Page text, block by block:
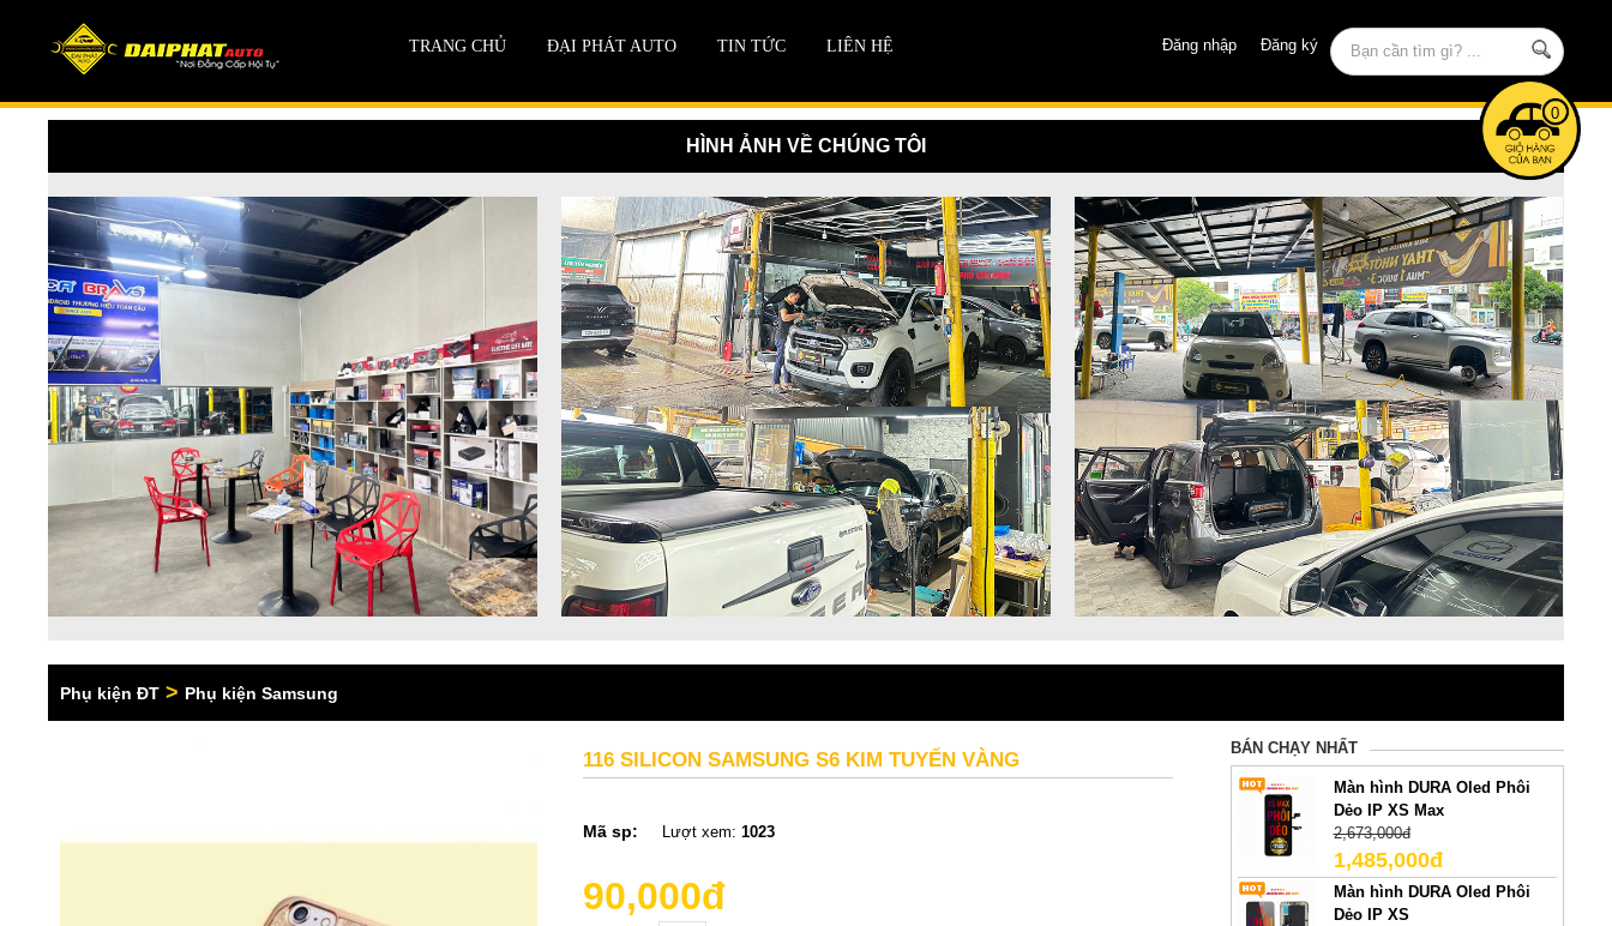
Đăng nhập Đăng ký
TRANG CHỦ ĐẠI PHÁT AUTO TIN TỨC LIÊN HỆ
0
HÌNH ẢNH VỀ CHÚNG TÔI
Phụ kiện ĐT > Phụ kiện Samsung
116 SILICON SAMSUNG S6 KIM TUYẾN VÀNG
Mã sp: Lượt xem: 1023
90,000đ
BÁN CHẠY NHẤT
Màn hình DURA Oled Phôi
Dẻo IP XS Max
2,673,000đ
1,485,000đ
Màn hình DURA Oled Phôi
Dẻo IP XS